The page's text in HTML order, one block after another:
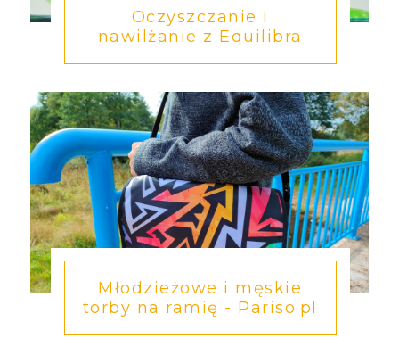
Oczyszczanie i
nawilżanie z Equilibra
Młodzieżowe i męskie
torby na ramię - Pariso.pl